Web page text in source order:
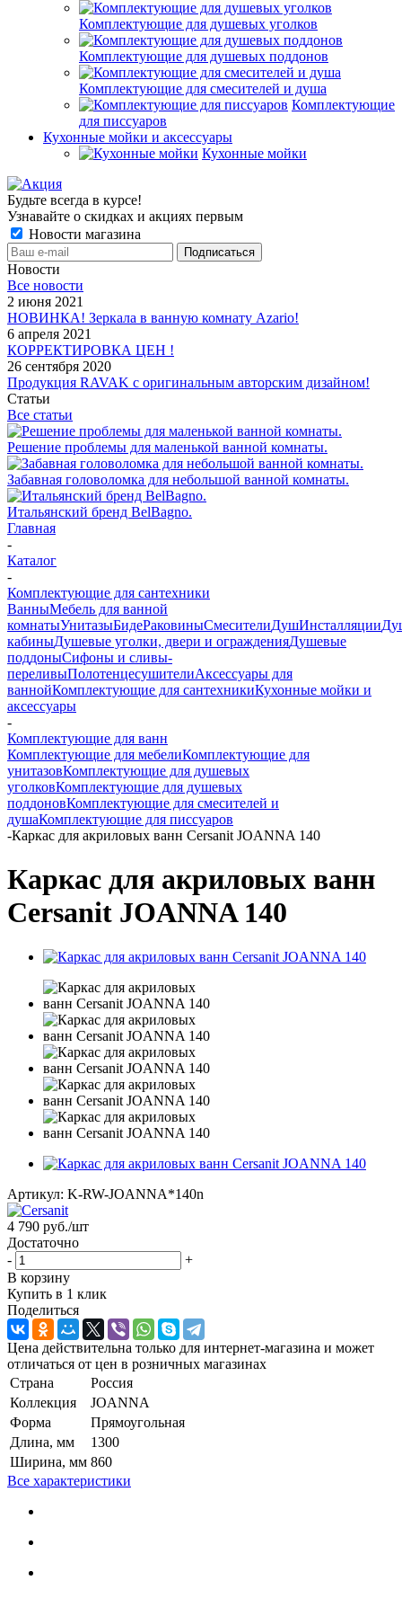
Комплектующие для душевых уголков
Комплектующие для душевых поддонов
Комплектующие для смесителей и душа
Комплектующие
для писсуаров
Кухонные мойки и аксессуары
Кухонные мойки
Будьте всегда в курсе!
Узнавайте о скидках и акциях первым
Новости магазина
Новости
Все новости
2 июня 2021
НОВИНКА! Зеркала в ванную комнату Azario!
6 апреля 2021
КОРРЕКТИРОВКА ЦЕН !
26 сентября 2020
Продукция RAVAK с оригинальным авторским дизайном!
Статьи
Все статьи
Решение проблемы для маленькой ванной комнаты.
Забавная головоломка для небольшой ванной комнаты.
Итальянский бренд BelBagno.
Главная
-
Каталог
-
Комплектующие для сантехники
ВанныМебель для ванной
комнатыУнитазыБидеРаковиныСмесителиДушИнсталляции
кабиныДушевые уголки, двери и огражденияДушевые
поддоныСифоны и сливы-
переливыПолотенцесушителиАксессуары для
ваннойКомплектующие для сантехникиКухонные мойки и
аксессуары
-
Комплектующие для ванн
Комплектующие для мебелиКомплектующие для
унитазовКомплектующие для душевых
уголковКомплектующие для душевых
поддоновКомплектующие для смесителей и
душаКомплектующие для писсуаров
-Каркас для акриловых ванн Cersanit JOANNA 140
Каркас для акриловых ванн
Cersanit JOANNA 140
Артикул: K-RW-JOANNA*140n
4 790 руб./шт
Достаточно
-
+
В корзину
Купить в 1 клик
Поделиться
Цена действительна только для интернет-магазина и может
отличаться от цен в розничных магазинах
Страна
Россия
Коллекция
JOANNA
Форма
Прямоугольная
Длина, мм
1300
Ширина, мм 860
Все характеристики